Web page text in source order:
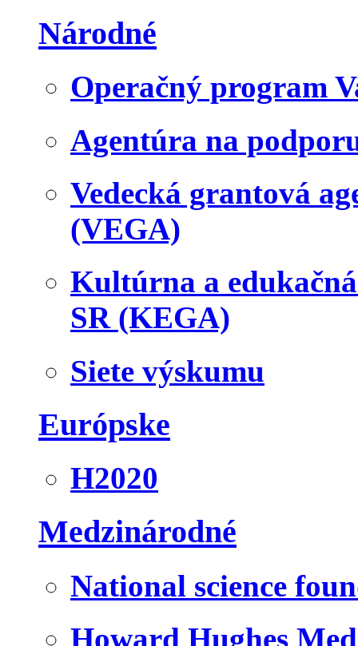
Národné
Operačný program
Agentúra na
Vedecká grantová
(VEGA)
Kultúrna a
SR (KEGA)
Siete výskumu
Európske
H2020
Medzinárodné
National science
Howard Hughes